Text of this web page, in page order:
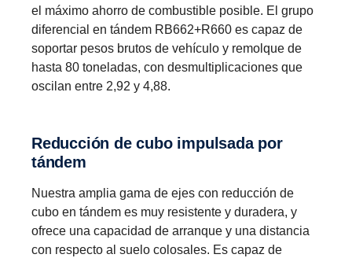
el máximo ahorro de combustible posible. El grupo
diferencial en tándem RB662+R660 es capaz de
soportar pesos brutos de vehículo y remolque de
hasta 80 toneladas, con desmultiplicaciones que
oscilan entre 2,92 y 4,88.
Reduc­ción de cubo impul­sada por
tándem
Nuestra amplia gama de ejes con reducción de
cubo en tándem es muy resistente y duradera, y
ofrece una capacidad de arranque y una distancia
con respecto al suelo colosales. Es capaz de